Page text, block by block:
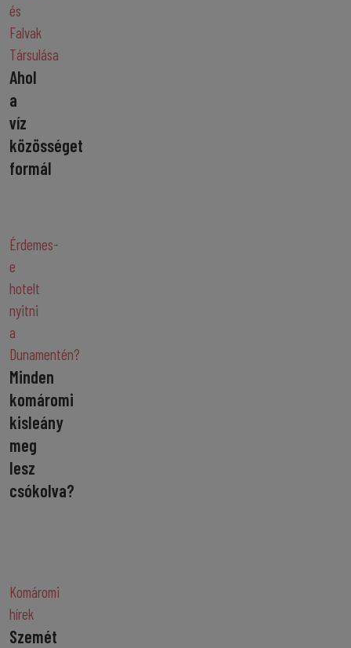
és
Falvak
Társulása
Ahol
a
víz
közösséget
formál
Érdemes-
e
hotelt
nyitni
a
Dunamentén?
Minden
komáromi
kisleány
meg
lesz
csókolva?
Komáromi
hírek
Szemét